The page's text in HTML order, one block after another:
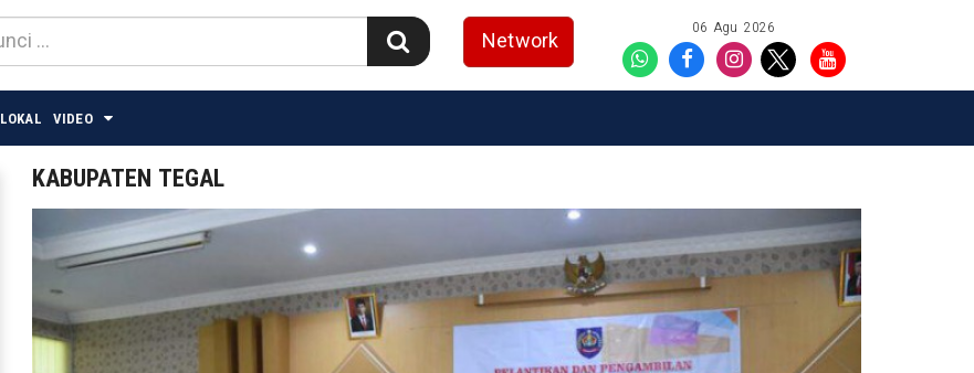
Network 06 Agu 2026
LOKAL VIDEO
KABUPATEN TEGAL